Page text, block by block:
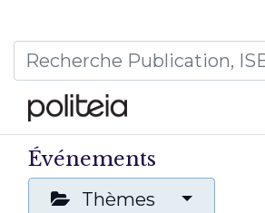
Événements
Thèmes